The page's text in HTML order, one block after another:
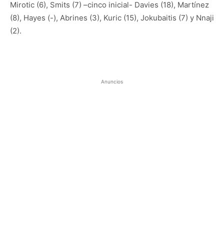
Mirotic (6), Smits (7) –cinco inicial- Davies (18), Martínez
(8), Hayes (-), Abrines (3), Kuric (15), Jokubaitis (7) y Nnaji
(2).
Anuncios